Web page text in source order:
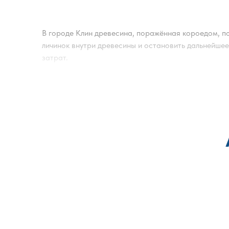
В городе Клин древесина, поражённая короедом,
личинок внутри древесины и остановить
затрат.
Обработка от короеда проводится с учётом
и выявления очагов заражения. Обработка от
насекомых. Также проводится обработка внутри
выборе технологии и схемы работ. Комплексный